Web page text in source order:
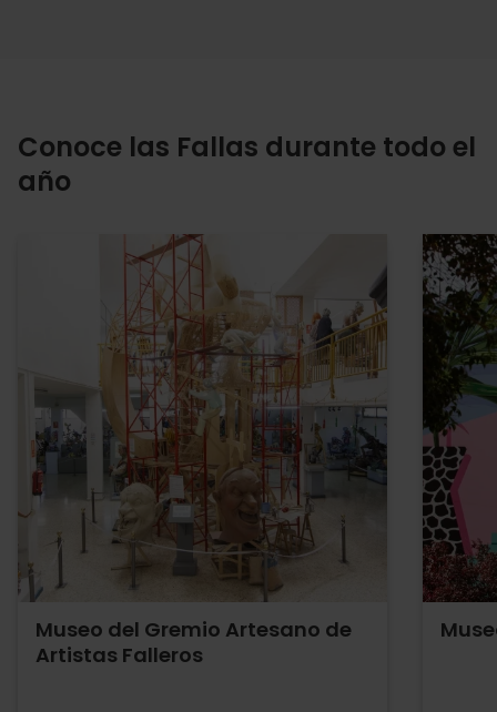
Conoce las Fallas durante todo el
año
Museo del Gremio Artesano de
Artistas Falleros